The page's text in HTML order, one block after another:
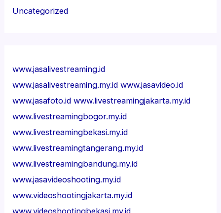
Uncategorized
www.jasalivestreaming.id
www.jasalivestreaming.my.id www.jasavideo.id
www.jasafoto.id www.livestreamingjakarta.my.id
www.livestreamingbogor.my.id
www.livestreamingbekasi.my.id
www.livestreamingtangerang.my.id
www.livestreamingbandung.my.id
www.jasavideoshooting.my.id
www.videoshootingjakarta.my.id